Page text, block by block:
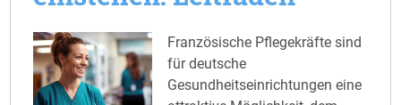
Französische Pflegekräfte sind
für deutsche
Gesundheitseinrichtungen eine